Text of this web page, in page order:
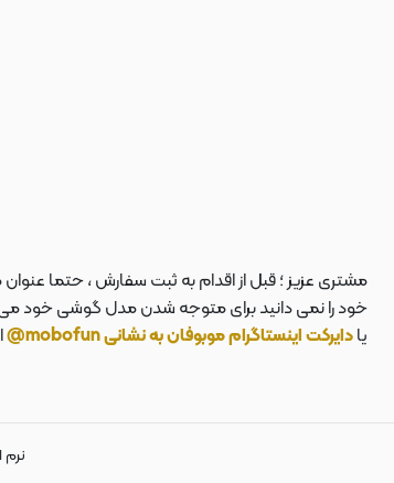
مشتری عزیز ؛ قبل از اقدام به ثبت سفارش ، حتما
خود را نمی دانید برای متوجه شدن مدل گوشی خود می
یادایرکت اینستاگرام موبوفان به نشانی mobofun@
نرم